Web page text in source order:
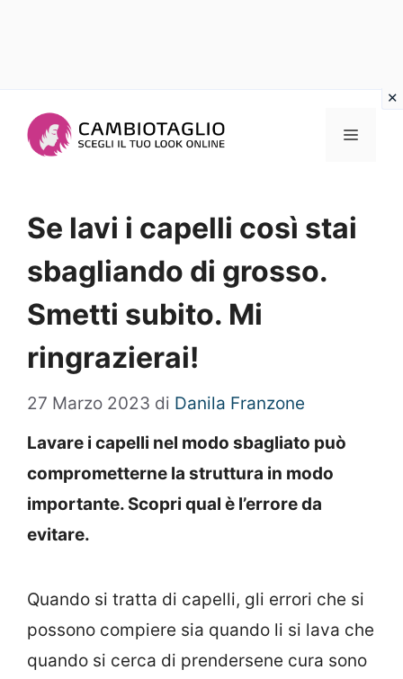
Menu
Se lavi i capelli così stai
sbagliando di grosso.
Smetti subito. Mi
ringrazierai!
27 Marzo 2023 di Danila Franzone
Lavare i capelli nel modo sbagliato può
comprometterne la struttura in modo
importante. Scopri qual è l’errore da
evitare.
Quando si tratta di capelli, gli errori che si
possono compiere sia quando li si lava che
quando si cerca di prendersene cura sono